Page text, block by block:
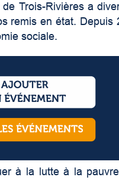
Trois-Rivières a
remis en état. Depuis
sociale.
à la lutte à la